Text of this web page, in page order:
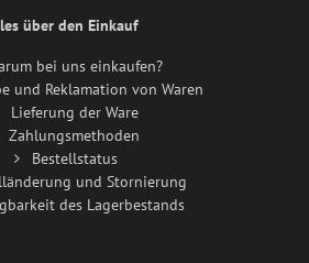
über den Einkauf
bei uns einkaufen?
und Reklamation von Waren
Lieferung der Ware
Zahlungsmethoden
Bestellstatus
und Stornierung
des Lagerbestands